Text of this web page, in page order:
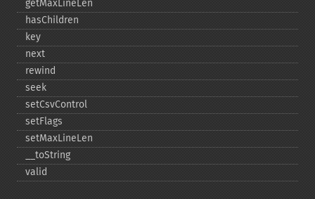
getMaxLineLen
hasChildren
key
next
rewind
seek
setCsvControl
setFlags
setMaxLineLen
_​_​toString
valid